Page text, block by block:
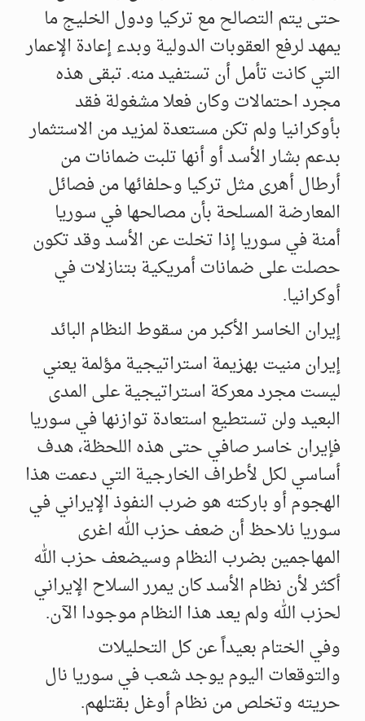
حتى يتم التصالح مع تركيا ودول الخليج ما
يمهد لرفع العقوبات الدولية وبدء إعادة الإعمار
التي كانت تأمل أن تستفيد منه. تبقى هذه
مجرد احتمالات وكان فعلا مشغولة فقد
بأوكرانيا ولم تكن مستعدة لمزيد من الاستثمار
بدعم بشار الأسد أو أنها تلبت ضمانات من
أرطال أهرى مثل تركيا وحلفائها من فصائل
المعارضة المسلحة بأن مصالحها في سوريا
أمنة في سوريا إذا تخلت عن الأسد وقد تكون
حصلت على ضمانات أمريكية بتنازلات في
أوكرانيا.
إيران الخاسر الأكبر من سقوط النظام البائد
إيران منيت بهزيمة استراتيجية مؤلمة يعني
ليست مجرد معركة استراتيجية على المدى
البعيد ولن تستطيع استعادة توازنها في سوريا
فإيران خاسر صافي حتى هذه اللحظة، هدف
أساسي لكل لأطراف الخارجية التي دعمت هذا
الهجوم أو باركته هو ضرب النفوذ الإيراني في
سوريا نلاحظ أن ضعف حزب الله اغرى
المهاجمين بضرب النظام وسيضعف حزب الله
أكثر لأن نظام الأسد كان يمرر السلاح الإيراني
لحزب الله ولم يعد هذا النظام موجودا الآن.
وفي الختام بعيداً عن كل التحليلات
والتوقعات اليوم يوجد شعب في سوريا نال
حريته وتخلص من نظام أوغل بقتلهم.